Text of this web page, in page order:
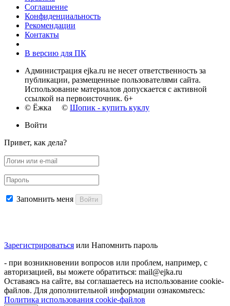
Соглашение
Конфиденциальность
Рекомендации
Контакты
В версию для ПК
Администрация ejka.ru не несет ответственность за
публикации, размещенные пользователями сайта.
Использование материалов допускается с активной
ссылкой на первоисточник. 6+
© Ёжка © Шопик - купить куклу
Войти
Привет, как дела?
Запомнить меня Войти
Зарегистрироваться или Напомнить пароль
- при возникновении вопросов или проблем, например, с
авторизацией, вы можете обратиться: mail@ejka.ru
Оставаясь на сайте, вы соглашаетесь на использование cookie-
файлов. Для дополнительной информации ознакомьтесь:
Политика использования cookie-файлов